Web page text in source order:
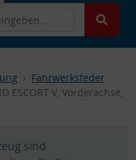
Fahrwerksfeder
ESCORT V, Vorderachse,
sind